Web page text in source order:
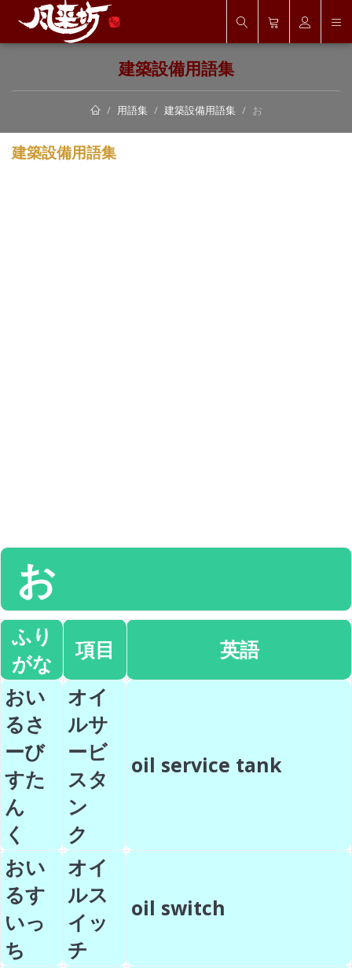
建築設備用語集
用語集 建築設備用語集 お
建築設備用語集
お
ふり
がな
項目
英語
おい
るさ
ーび
すた
ん
く
オイ
ルサ
ービ
スタ
ン
ク
oil service tank
おい
るす
いっ
ち
オイ
ルス
イッ
チ
oil switch